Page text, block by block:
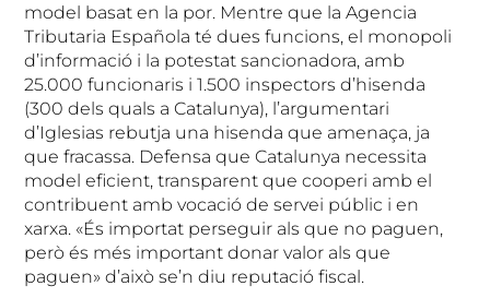
model basat en la por. Mentre que la Agencia
Tributaria Española té dues funcions, el monopoli
d’informació i la potestat sancionadora, amb
25.000 funcionaris i 1.500 inspectors d’hisenda
(300 dels quals a Catalunya), l’argumentari
d’Iglesias rebutja una hisenda que amenaça, ja
que fracassa. Defensa que Catalunya necessita
model eficient, transparent que cooperi amb el
contribuent amb vocació de servei públic i en
xarxa. «És importat perseguir als que no paguen,
però és més important donar valor als que
paguen» d’això se’n diu reputació fiscal.